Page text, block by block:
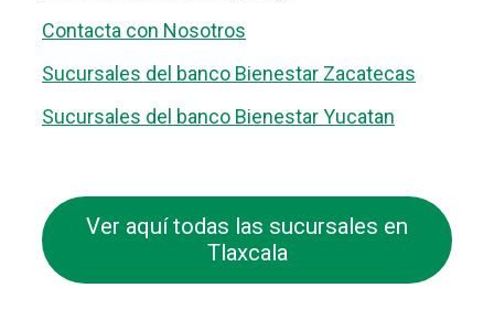
Contacta con Nosotros
Sucursales del banco Bienestar Zacatecas
Sucursales del banco Bienestar Yucatan
Ver aquí todas las sucursales en
Tlaxcala